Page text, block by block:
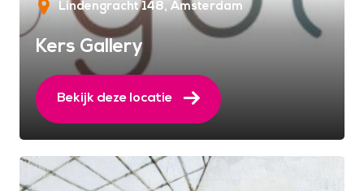
Lindengracht 148 Amsterdam
Kers Gallery
Bekijk deze locatie